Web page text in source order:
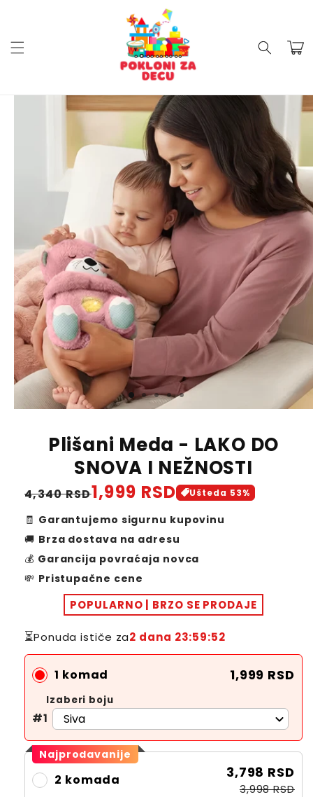
Cart
Skip to
Plišani Meda - LAKO DO
SNOVA I NEŽNOSTI
Regular
price
1,999 RSDSale
price
4,340 RSD Ušteda 53%
🧾 Garantujemo sigurnu kupovinu
🚚 Brza dostava na adresu
💰 Garancija povraćaja novca
💸 Pristupačne cene
POPULARNO | BRZO SE PRODAJE
⏳Ponuda ističe za2 dana 23:59:51
1 komad 1,999 RSD
#1
Izaberi boju
Najprodavanije
2 komada 3,798 RSD
3,998 RSD